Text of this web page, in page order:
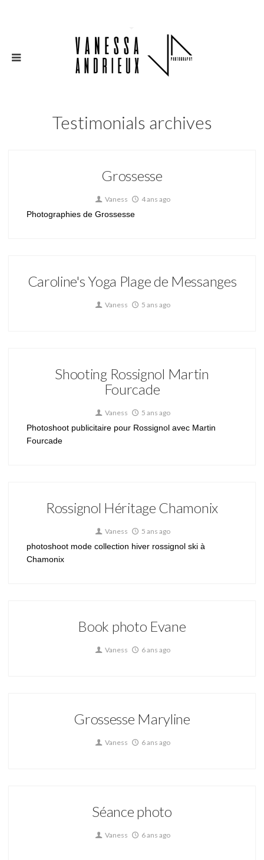
Testimonials archives
Grossesse
Vaness 4 ans ago
Photographies de Grossesse
Caroline's Yoga Plage de Messanges
Vaness 5 ans ago
Shooting Rossignol Martin
Fourcade
Vaness 5 ans ago
Photoshoot publicitaire pour Rossignol avec Martin
Fourcade
Rossignol Héritage Chamonix
Vaness 5 ans ago
photoshoot mode collection hiver rossignol ski à
Chamonix
Book photo Evane
Vaness 6 ans ago
Grossesse Maryline
Vaness 6 ans ago
Séance photo
Vaness 6 ans ago